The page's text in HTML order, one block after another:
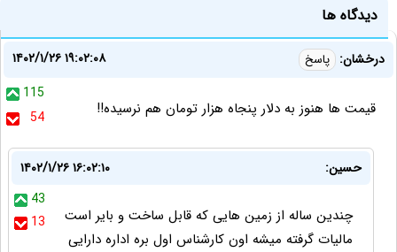
دیدگاه ها
درخشان: پاسخ
۱۴۰۲/۱/۲۶ ۱۹:۰۲:۰۸
115
54
قیمت ها هنوز به دلار پنجاه هزار تومان هم نرسیده!!
حسین:
۱۴۰۲/۱/۲۶ ۱۶:۰۲:۱۰
43
13
چندین ساله از زمین هایی که قابل ساخت و بایر است
مالیات گرفته میشه اون کارشناس اول بره اداره دارایی